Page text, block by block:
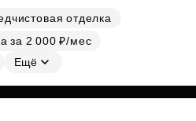
отделка
за 2 000 ₽/мес
Ещё